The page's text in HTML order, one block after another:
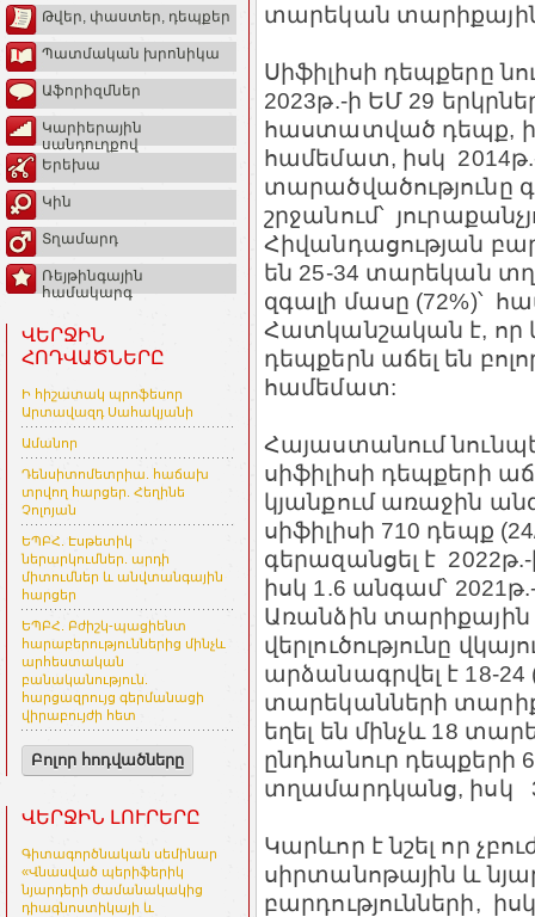
Թվեր, փաստեր, դեպքեր
Պատմական խրոնիկա
Աֆորիզմներ
Կարիերային
սանդուղքով
Երեխա
Կին
Տղամարդ
Ռեյթինգային
համակարգ
ՎԵՐՋԻՆ
ՀՈԴՎԱԾՆԵՐԸ
Ի հիշատակ պրոֆեսոր
Արտավազդ Սահակյանի
Ամանոր
Դենսիտոմետրիա. հաճախ
տրվող հարցեր. Հեղինե
Չոլոյան
ԵՊԲՀ. Էսթետիկ
ներարկումներ. արդի
միտումներ և անվտանգային
հարցեր
ԵՊԲՀ. Բժիշկ-պացիենտ
հարաբերություններից մինչև
արհեստական
բանականություն.
հարցազրույց գերմանացի
վիրաբույժի հետ
Բոլոր հոդվածները
ՎԵՐՋԻՆ ԼՈՒՐԵՐԸ
Գիտագործնական սեմինար
«Վնասված պերիֆերիկ
նյարդերի ժամանակակից
դիագնոստիկայի և
տարեկան
Սիֆիլիսի դեպքերը
2023թ.-ի ԵՄ 29
հաստատված դեպք,
համեմատ, իսկ
տարածվածությունը
շրջանում՝
Հիվանդացության
են 25-34 տարեկան
զգալի մասը (72%)՝
Հատկանշական է, որ
դեպքերն աճել են
համեմատ:
Հայաստանում
սիֆիլիսի դեպքերի
կյանքում առաջին
սիֆիլիսի 710 դեպք
գերազանցել է 2022թ.-
իսկ 1.6 անգամ՝
Առանձին
վերլուծությունը
արձանագրվել է 18-24
տարեկանների
եղել են մինչև 18
ընդհանուր դեպքերի
տղամարդկանց, իսկ
Կարևոր է նշել որ
սիրտանոթային և
բարդությունների,